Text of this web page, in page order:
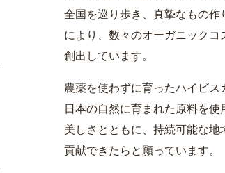
全国を巡り歩き、真摯なもの
により、数々のオーガニックコ
創出しています。
農薬を使わずに育ったハイビス
日本の自然に育まれた原料を使
美しさとともに、持続可能な地
貢献できたらと願っています。